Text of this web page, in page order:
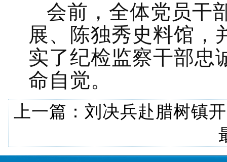
会前，全体党员干
展、陈独秀史料馆，
实了纪检监察干部忠
命自觉。
上一篇： 刘决兵赴腊树镇